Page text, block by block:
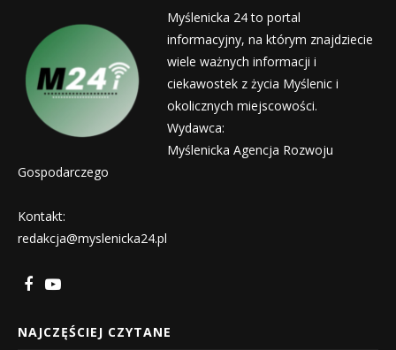
Myślenicka 24 to portal
informacyjny, na którym znajdziecie
wiele ważnych informacji i
ciekawostek z życia Myślenic i
okolicznych miejscowości.
Wydawca:
Myślenicka Agencja Rozwoju
Gospodarczego
Kontakt:
redakcja@myslenicka24.pl
NAJCZĘŚCIEJ CZYTANE